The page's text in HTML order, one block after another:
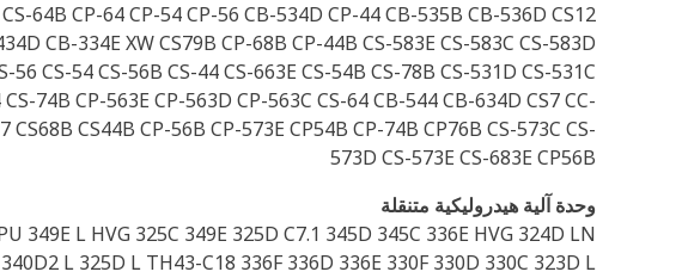
64B CP-64 CP-54 CP-56 CB-534D CP-44 CB-535B CB-536D CS12
CB-334E XW CS79B CP-68B CP-44B CS-583E CS-583C CS-583D
CS-54 CS-56B CS-44 CS-663E CS-54B CS-78B CS-531D CS-531C
74B CP-563E CP-563D CP-563C CS-64 CB-544 CB-634D CS7 CC-
CS44B CP-56B CP-573E CP54B CP-74B CP76B CS-573C CS-
573D CS-573E CS-683E CP56B
وحدة آلية هيدروليكية متنقلة
349E L HVG 325C 349E 325D C7.1 345D 345C 336E HVG 324D LN
L 325D L TH43-C18 336F 336D 336E 330F 330D 330C 323D L